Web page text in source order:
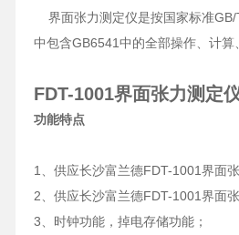
界面张力测定仪是按国家标准GB/
中包含GB6541中的全部操作、计算
FDT-1001界面张力测定
功能特点
1、供应长沙富兰德FDT-1001界面
2、供应长沙富兰德FDT-1001界面
3、时钟功能，掉电存储功能；